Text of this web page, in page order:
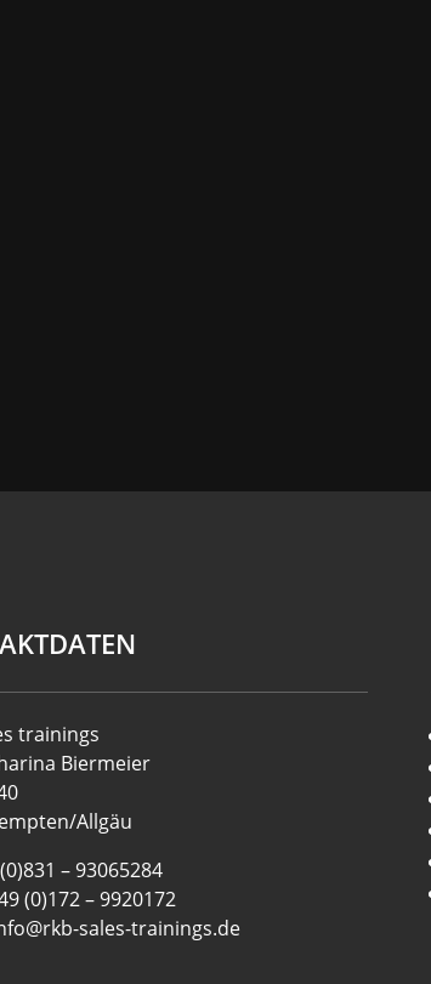
trainings
Biermeier
Allgäu
– 93065284
(0)172 – 9920172
sales-trainings.de